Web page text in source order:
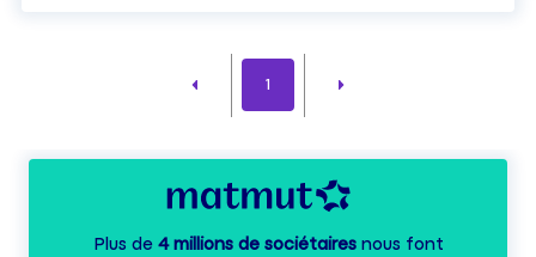
1
Plus de 4 millions de sociétairesnous font